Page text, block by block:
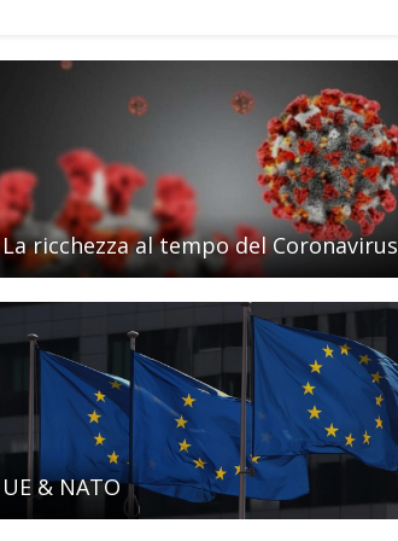
La ricchezza al tempo del Coronavirus
UE & NATO